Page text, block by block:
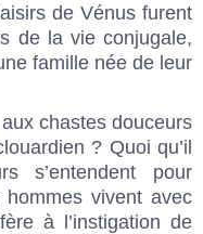
de Vénus furent
de la vie conjugale,
famille née de leur
chastes douceurs
? Quoi qu’il
s’entendent pour
vivent avec
à l’instigation de